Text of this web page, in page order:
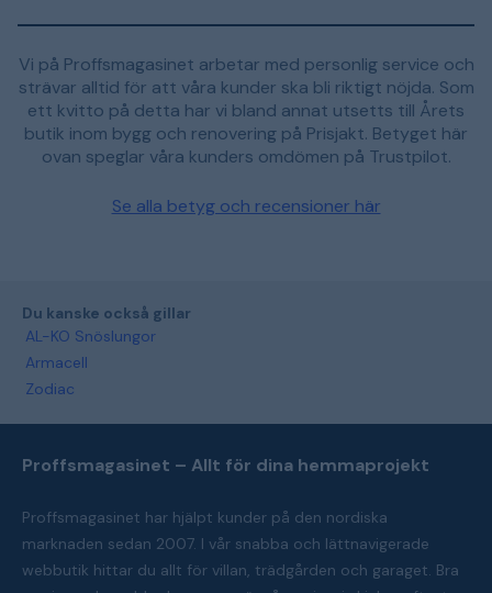
Vi på Proffsmagasinet arbetar med personlig service och
strävar alltid för att våra kunder ska bli riktigt nöjda. Som
ett kvitto på detta har vi bland annat utsetts till Årets
butik inom bygg och renovering på Prisjakt. Betyget här
ovan speglar våra kunders omdömen på Trustpilot.
Se alla betyg och recensioner här
Du kanske också gillar
AL-KO Snöslungor
Armacell
Zodiac
Proffsmagasinet – Allt för dina hemmaprojekt
Proffsmagasinet har hjälpt kunder på den nordiska
marknaden sedan 2007. I vår snabba och lättnavigerade
webbutik hittar du allt för villan, trädgården och garaget. Bra